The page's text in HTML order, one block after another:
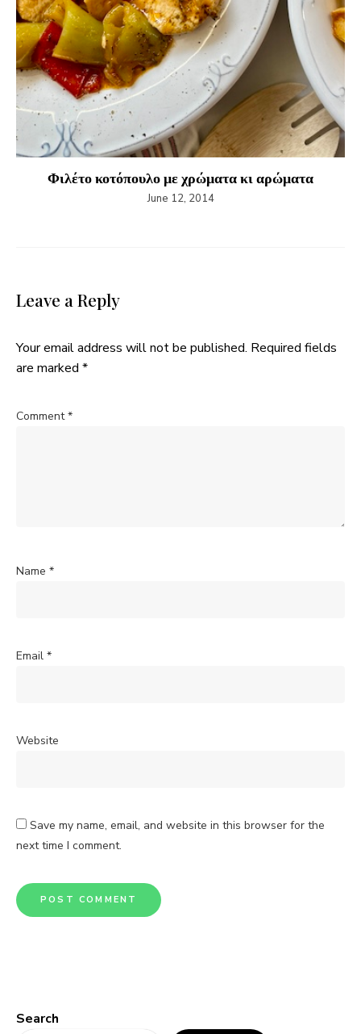
Φιλέτο κοτόπουλο με χρώματα κι αρώματα
June 12, 2014
Leave a Reply
Your email address will not be published. Required fields
are marked *
Comment*
Name *
Email *
Website
Save my name, email, and website in this browser for the
next time I comment.
Search